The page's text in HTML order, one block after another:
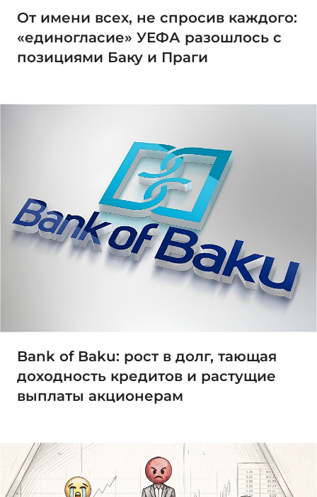
От имени всех, не спросив каждого:
«единогласие» УЕФА разошлось с
позициями Баку и Праги
Bank of Baku: рост в долг, тающая
доходность кредитов и растущие
выплаты акционерам